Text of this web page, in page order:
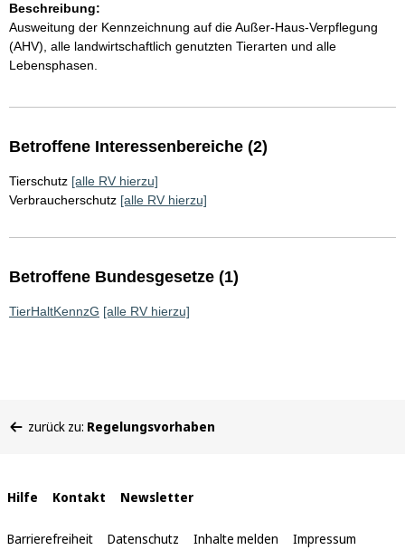
Beschreibung:
Ausweitung der Kennzeichnung auf die Außer-Haus-Verpflegung
(AHV), alle landwirtschaftlich genutzten Tierarten und alle
Lebensphasen.
Betroffene Interessenbereiche (2)
Tierschutz [alle RV hierzu]
Verbraucherschutz [alle RV hierzu]
Betroffene Bundesgesetze (1)
TierHaltKennzG [alle RV hierzu]
befinden
zurück zu: Regelungsvorhaben
Interne
Links
Hilfe Kontakt Newsletter
Barrierefreiheit Datenschutz Inhalte melden Impressum